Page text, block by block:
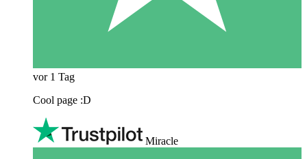
vor 1 Tag
Cool page :D
Miracle